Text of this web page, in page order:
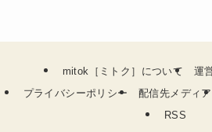
mitok［ミトク］について 運
プライバシーポリシー
配信先メディア
RSS